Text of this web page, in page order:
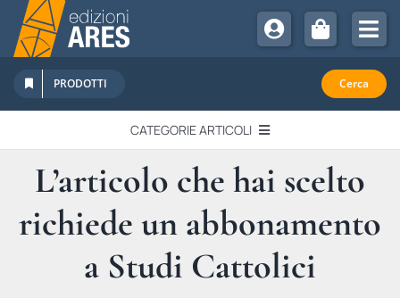
Salta
contenuto
Chi Siamo
Sostienici
Abbonamenti
Promozioni
Newsletter
PRODOTTI Cerca
CATEGORIE ARTICOLI
EDITORIALI
IN QUESTO NUMERO
L’articolo che hai scelto
richiede un abbonamento
a Studi Cattolici